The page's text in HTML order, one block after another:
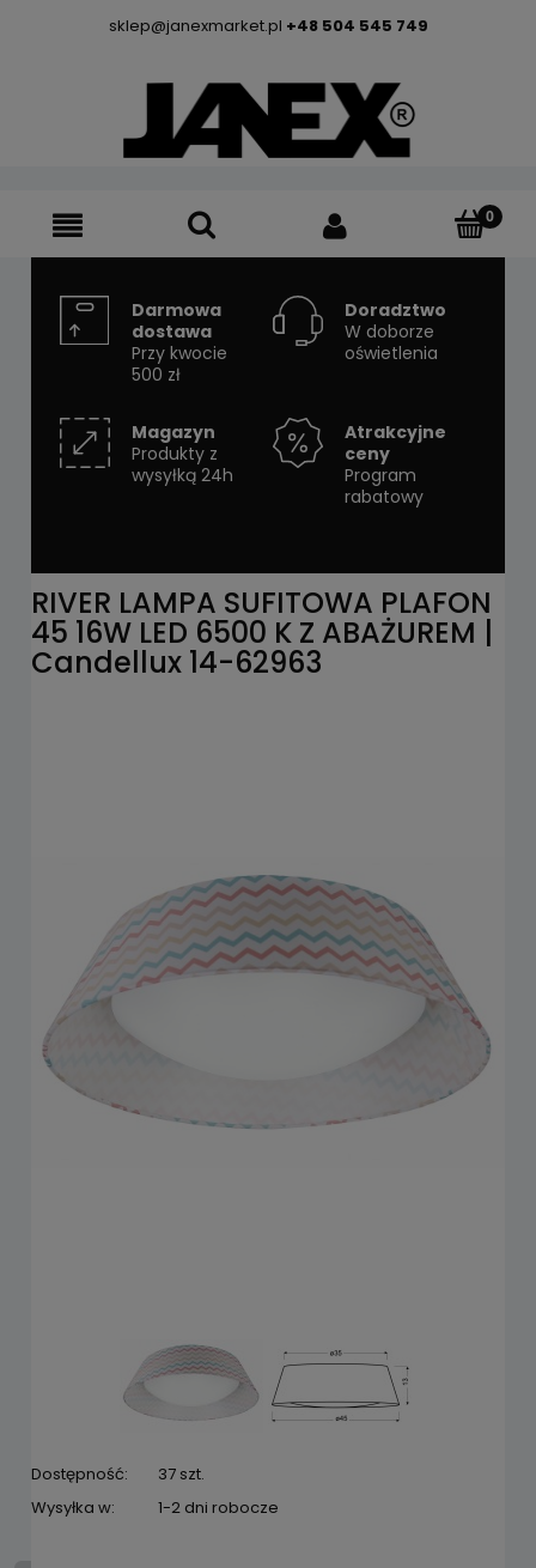
sklep@janexmarket.pl +48 504 545 749
Darmowa
dostawa
Przy kwocie
500 zł
Doradztwo
W doborze
oświetlenia
Magazyn
Produkty z
wysyłką 24h
Atrakcyjne
ceny
Program
rabatowy
RIVER LAMPA SUFITOWA PLAFON
45 16W LED 6500 K Z ABAŻUREM |
Candellux 14-62963
Dostępność:
37 szt.
Wysyłka w:
1-2 dni robocze